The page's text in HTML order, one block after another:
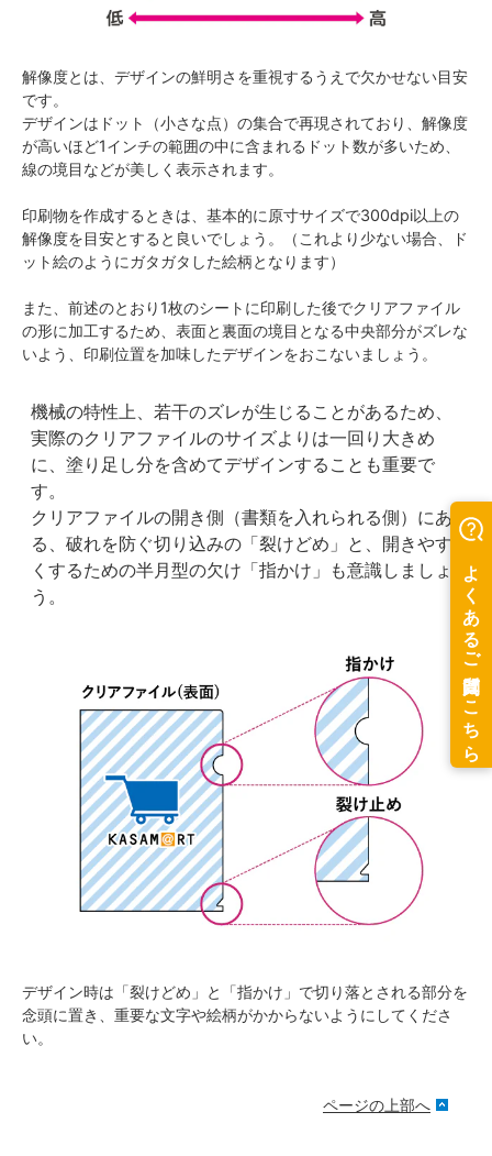
解像度とは、デザインの鮮明さを重視するうえで欠かせない目安
です。
デザインはドット（小さな点）の集合で再現されており、解像度
が高いほど1インチの範囲の中に含まれるドット数が多いため、
線の境目などが美しく表示されます。
印刷物を作成するときは、基本的に原寸サイズで300dpi以上の
解像度を目安とすると良いでしょう。（これより少ない場合、ド
ット絵のようにガタガタした絵柄となります）
また、前述のとおり1枚のシートに印刷した後でクリアファイル
の形に加工するため、表面と裏面の境目となる中央部分がズレな
いよう、印刷位置を加味したデザインをおこないましょう。
機械の特性上、若干のズレが生じることがあるため、
実際のクリアファイルのサイズよりは一回り大きめ
に、塗り足し分を含めてデザインすることも重要で
す。
クリアファイルの開き側（書類を入れられる側）にあ
る、破れを防ぐ切り込みの「裂けどめ」と、開きやす
くするための半月型の欠け「指かけ」も意識しましょ
う。
デザイン時は「裂けどめ」と「指かけ」で切り落とされる部分を
念頭に置き、重要な文字や絵柄がかからないようにしてくださ
い。
ページの上部へ